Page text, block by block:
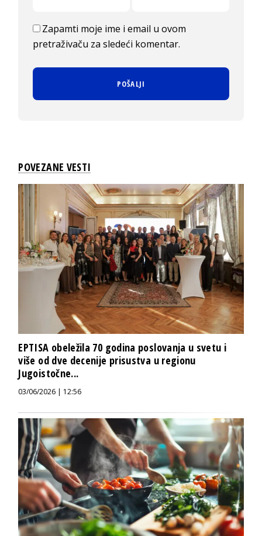
Zapamti moje ime i email u ovom
pretraživaču za sledeći komentar.
POVEZANE VESTI
EPTISA obeležila 70 godina poslovanja u svetu i
više od dve decenije prisustva u regionu
Jugoistočne...
03/06/2026 | 12:56